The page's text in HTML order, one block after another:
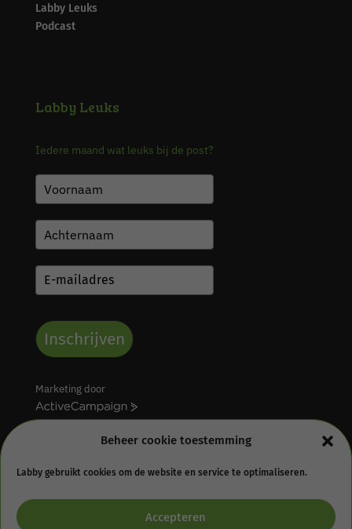
Beheer cookie toestemming
Labby gebruikt cookies om de website en service te optimaliseren.
Accepteren
Labby Leuks
Podcast
Labby Leuks
Iedere maand wat leuks bij de post?
Inschrijven
Marketing door
A
c
v
C
Algemene voorwaarden
Retourbeleid
Privacy statement
Cookie Policy (EU)